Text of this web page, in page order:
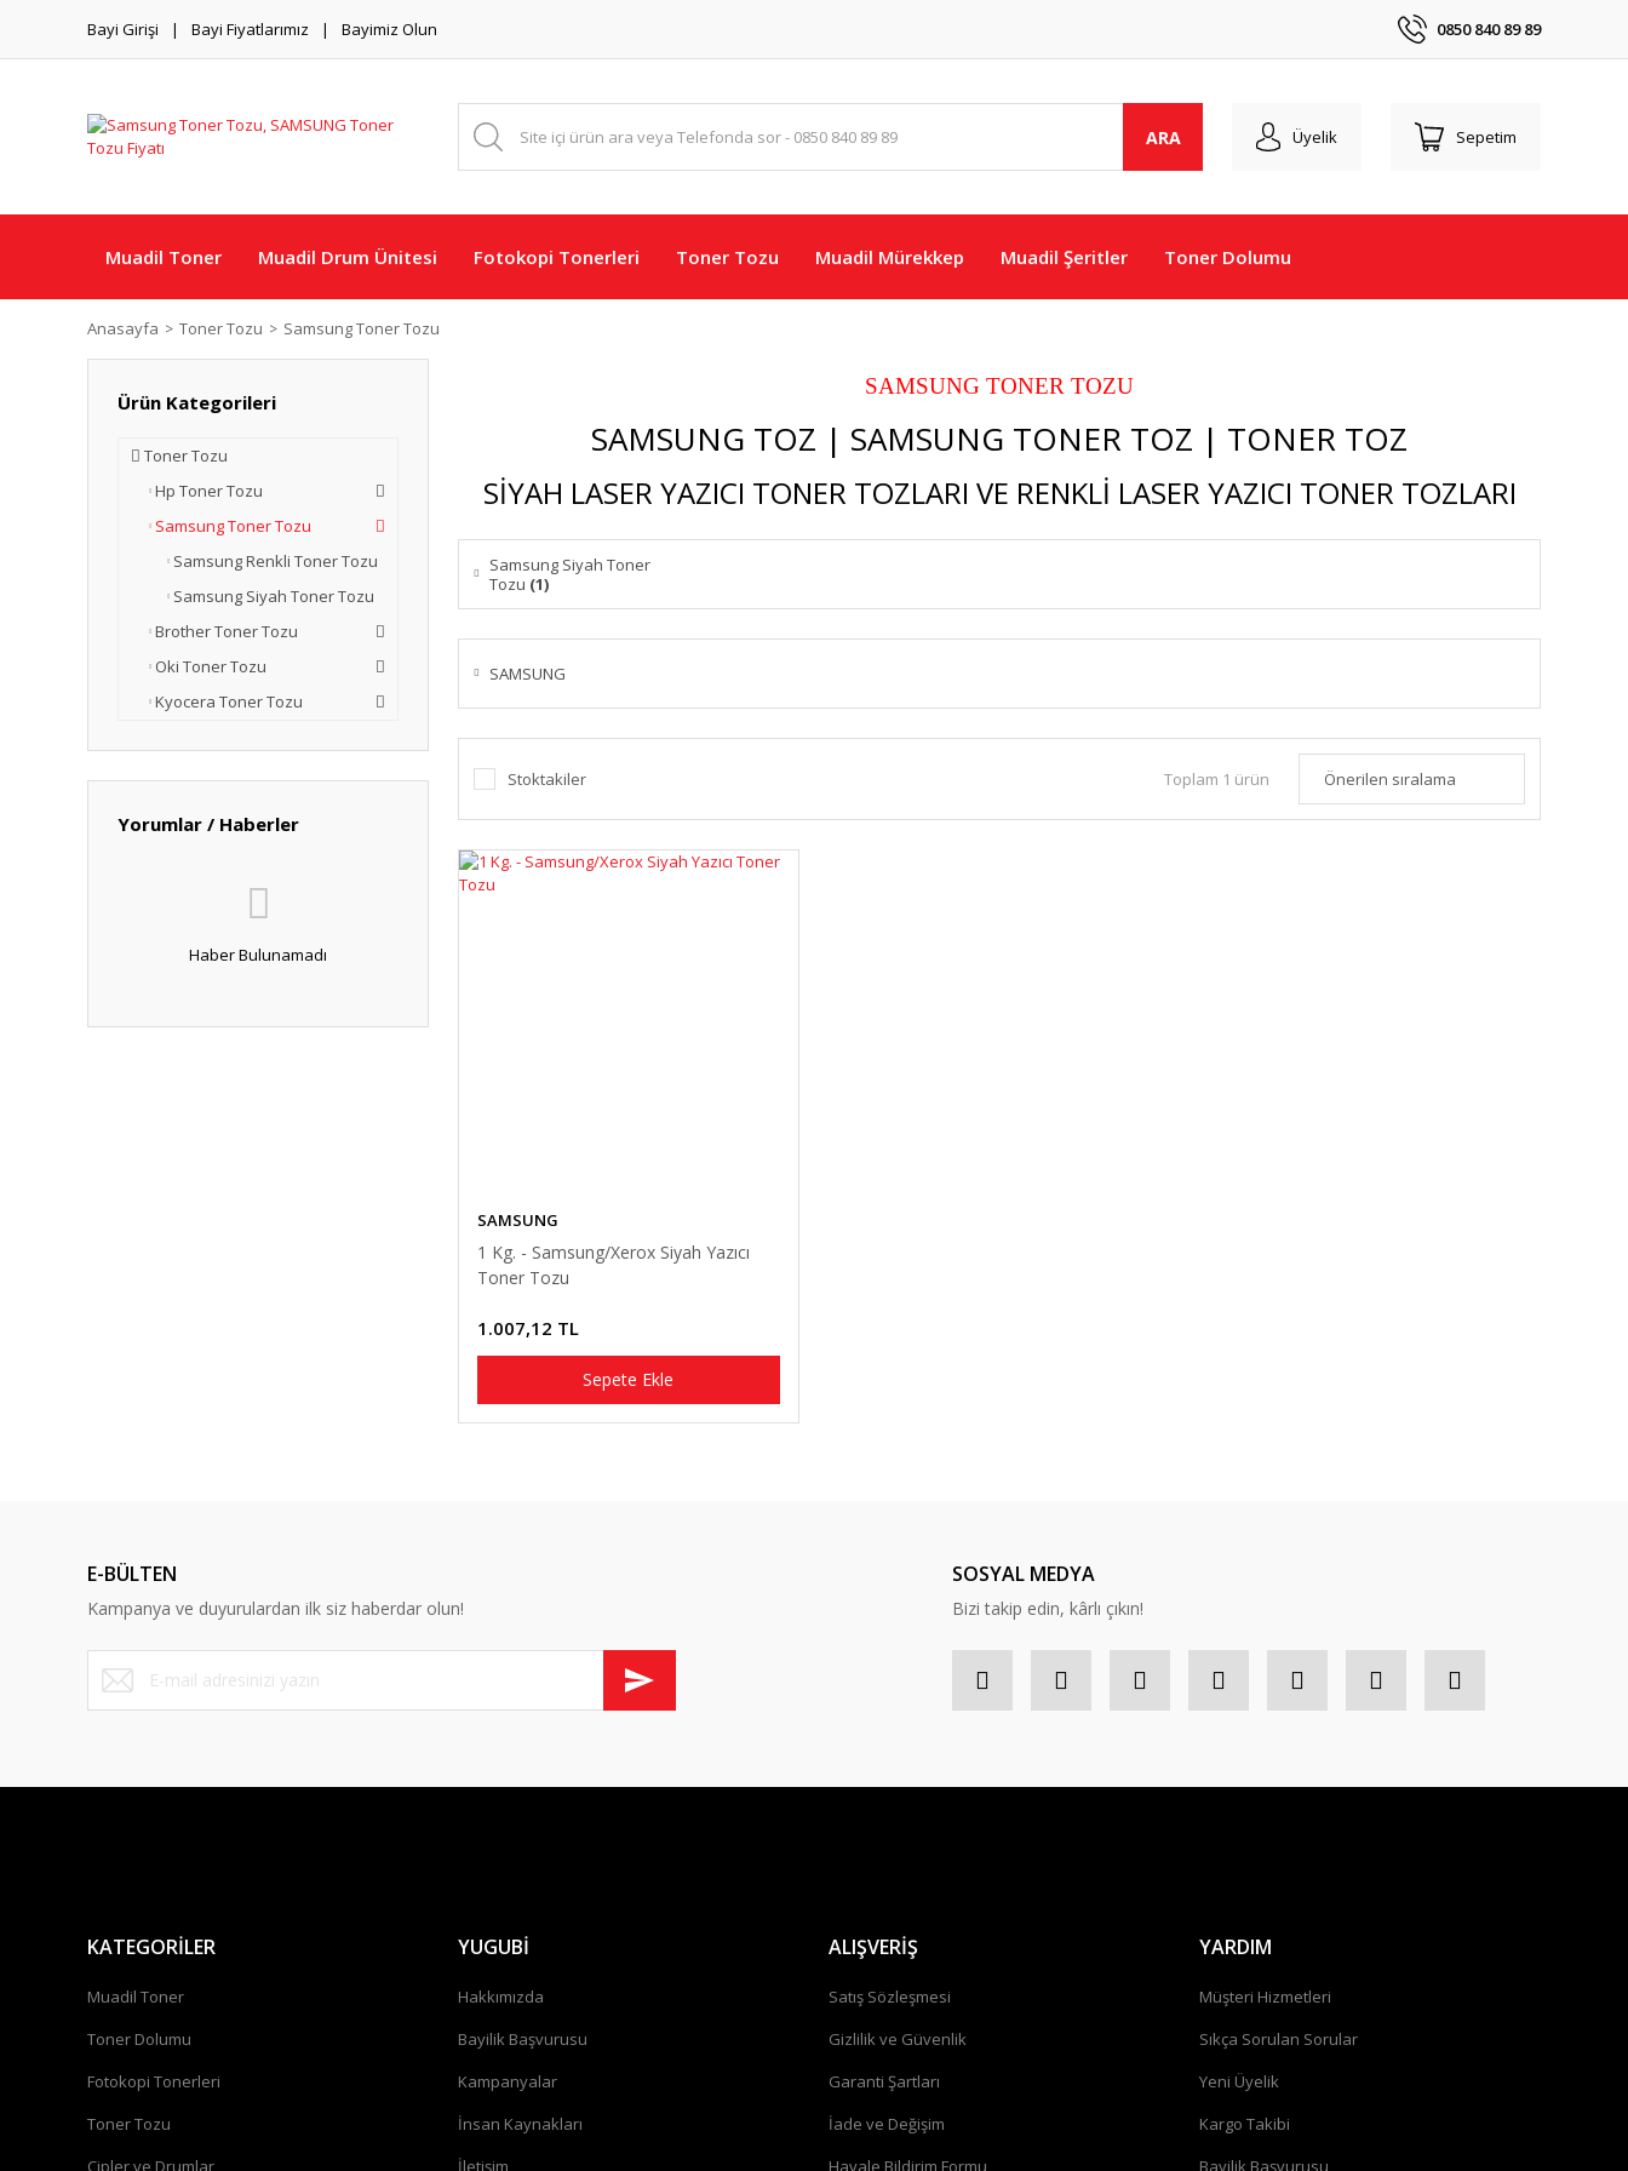
Bayi Girişi Bayi Fiyatlarımız Bayimiz Olun 0850 840 89 89
ARA Üyelik Sepetim
Muadil Toner Muadil Drum Ünitesi Fotokopi Tonerleri Toner Tozu Muadil Mürekkep Muadil Şeritler Toner Dolumu
Anasayfa Toner Tozu Samsung Toner Tozu
Ürün Kategorileri
Toner Tozu
Hp Toner Tozu
Samsung Toner Tozu
Samsung Renkli Toner Tozu
Samsung Siyah Toner Tozu
Brother Toner Tozu
Oki Toner Tozu
Kyocera Toner Tozu
Yorumlar / Haberler
Haber Bulunamadı
SAMSUNG TONER TOZU
SAMSUNG TOZ | SAMSUNG TONER TOZ | TONER TOZ
SİYAH LASER YAZICI TONER TOZLARI VE RENKLİ LASER YAZICI TONER TOZLARI
Samsung Siyah Toner
Tozu (1)
SAMSUNG
Stoktakiler Toplam 1 ürün
SAMSUNG
1 Kg. - Samsung/Xerox Siyah Yazıcı
Toner Tozu
1.007,12 TL
Sepete Ekle
E-BÜLTEN
Kampanya ve duyurulardan ilk siz haberdar olun!
SOSYAL MEDYA
Bizi takip edin, kârlı çıkın!
KATEGORİLER
Muadil Toner
Toner Dolumu
Fotokopi Tonerleri
Toner Tozu
Çipler ve Drumlar
YUGUBİ
Hakkımızda
Bayilik Başvurusu
Kampanyalar
İnsan Kaynakları
İletişim
ALIŞVERİŞ
Satış Sözleşmesi
Gizlilik ve Güvenlik
Garanti Şartları
İade ve Değişim
Havale Bildirim Formu
YARDIM
Müşteri Hizmetleri
Sıkça Sorulan Sorular
Yeni Üyelik
Kargo Takibi
Bayilik Başvurusu